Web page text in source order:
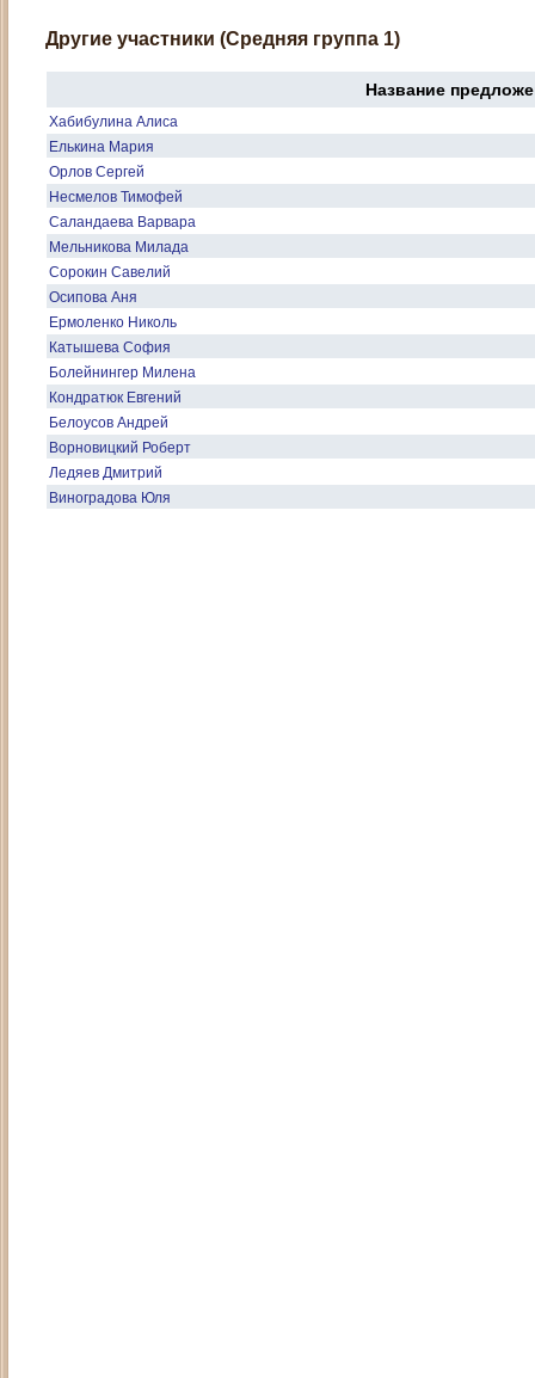
Другие участники (Средняя группа 1)
Название
Хабибулина Алиса
Елькина Мария
Орлов Сергей
Несмелов Тимофей
Саландаева Варвара
Мельникова Милада
Сорокин Савелий
Осипова Аня
Ермоленко Николь
Катышева София
Болейнингер Милена
Кондратюк Евгений
Белоусов Андрей
Ворновицкий Роберт
Ледяев Дмитрий
Виноградова Юля